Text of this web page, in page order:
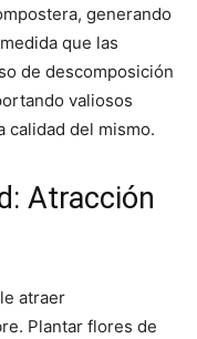
generando
que las
de descomposición
valiosos
calidad del mismo.
Atracción
atraer
Plantar flores de